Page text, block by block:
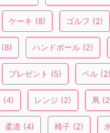
ケーキ (8) ゴルフ (2)
(8) ハンドボール (2)
プレゼント (5) ベル (2)
(4) レンジ (2) 凧
柔道 (4) 椅子 (2)